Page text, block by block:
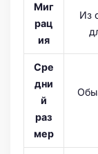
Миг
рац
ия
Из
Сре
дни
й
раз
мер